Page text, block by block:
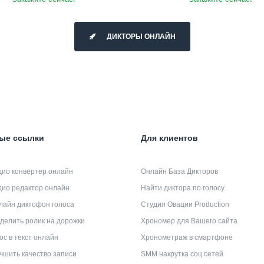
ДИКТОРЫ ОНЛАЙН
ссылки
конвертер онлайн
редактор онлайн
диктофон голоса
ролик на дорожки
в текст онлайн
качество записи
Для клиентов
Онлайн База Дикторов
Найти диктора по голосу
Студия Овации Production
Хрономер для Вашего сайта
Хронометраж в смартфоне
SMM накрутка соц сетей